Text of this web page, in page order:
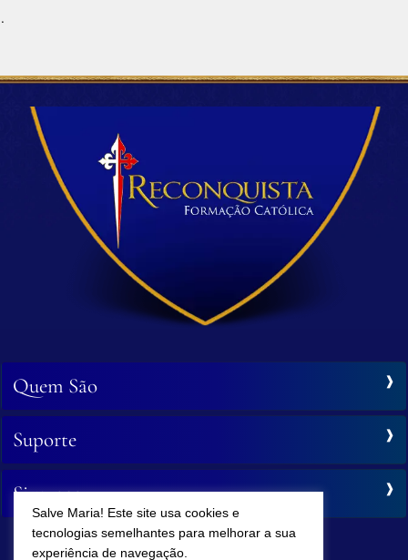
.
Quem São
Suporte
Siga-nos
Salve Maria! Este site usa cookies e
tecnologias semelhantes para melhorar a sua
experiência de navegação.